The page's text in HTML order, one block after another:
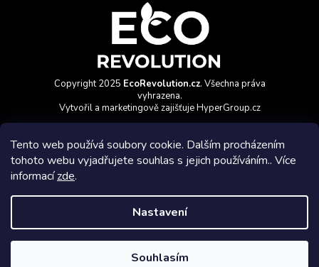
Tento web používá soubory cookie. Dalším procházením
tohoto webu vyjadřujete souhlas s jejich používáním.. Více
informacízde.
Nastavení
Souhlasím
Copyright 2025 EcoRevolution.cz. Všechna práva
vyhrazena.
Vytvořil a marketingově zajišťujeHyperGroup.cz
Affiliate program
Vytvořil Shoptet Premium